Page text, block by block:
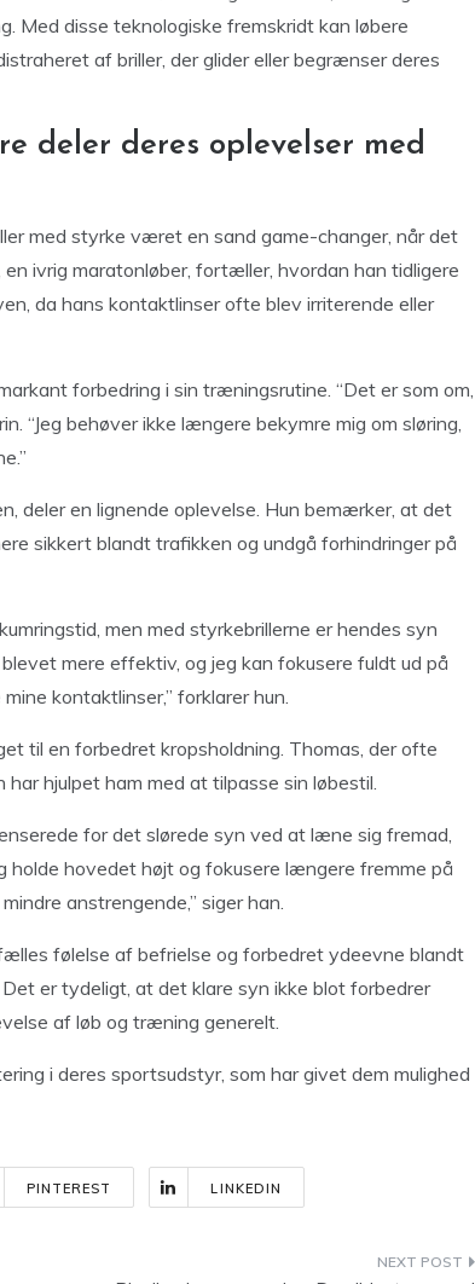
Med disse teknologiske fremskridt kan løbere
af briller, der glider eller begrænser deres
deler deres oplevelser med
med styrke været en sand game-changer, når det
ivrig maratonløber, fortæller, hvordan han tidligere
da hans kontaktlinser ofte blev irriterende eller
forbedring i sin træningsrutine. “Det er som om,
“Jeg behøver ikke længere bekymre mig om sløring,
deler en lignende oplevelse. Hun bemærker, at det
sikkert blandt trafikken og undgå forhindringer på
men med styrkebrillerne er hendes syn
mere effektiv, og jeg kan fokusere fuldt ud på
kontaktlinser,” forklarer hun.
til en forbedret kropsholdning. Thomas, der ofte
hjulpet ham med at tilpasse sin løbestil.
for det slørede syn ved at læne sig fremad,
holde hovedet højt og fokusere længere fremme på
anstrengende,” siger han.
følelse af befrielse og forbedret ydeevne blandt
er tydeligt, at det klare syn ikke blot forbedrer
af løb og træning generelt.
i deres sportsudstyr, som har givet dem mulighed
PINTEREST LINKEDIN